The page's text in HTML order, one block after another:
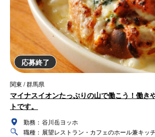
応募終了
関東 / 群馬県
マイナスイオンたっぷりの山で働こう！働き
トです。
勤務： 谷川岳ヨッホ
職種： 展望レストラン・カフェのホール兼キッ